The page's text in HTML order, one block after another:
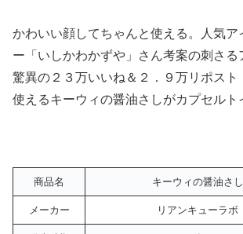
かわいい顔してちゃんと使える。人気ア
ー「いしかわかずや」さん考案の刺さる
驚異の２３万いいね＆２．９万リポスト
使えるキーウィの醤油さしがカプセルト
商品名 キーウィの醤
メーカー リアンキューラボ